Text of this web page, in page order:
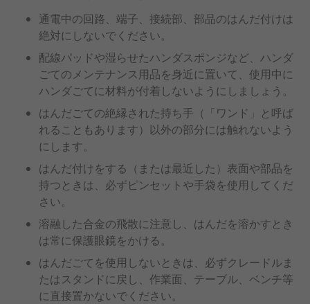
通電中の回路、端子、接続部、部品のはんだ付けは
絶対にしないでください。
配線パッドや湿らせたハンダスポンジなど、ハンダ
ごてのメンテナンス用品を身近に置いて、使用中に
ハンダごてに材料が付着しないようにしましょう。
はんだごての絶縁された持ち手（「ワンド」と呼ば
れることもあります）以外の部分には触れないよう
にします。
はんだ付けをする（または最近した）表面や部品を
持つときは、必ずピンセットや手袋を使用してくだ
さい。
溶融した合金の飛散に注意し、はんだを溶かすとき
は常に保護眼鏡をかける。
はんだごてを使用しないときは、必ずクレードルま
たはスタンドに戻し、作業面、テーブル、ベンチ等
に直接置かないでください。